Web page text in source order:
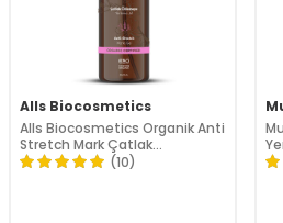
Alls Biocosmetics
Alls Biocosmetics Organik Anti
Stretch Mark Çatlak
Önlemeye Yardımcı Jel 350 ml
(10)